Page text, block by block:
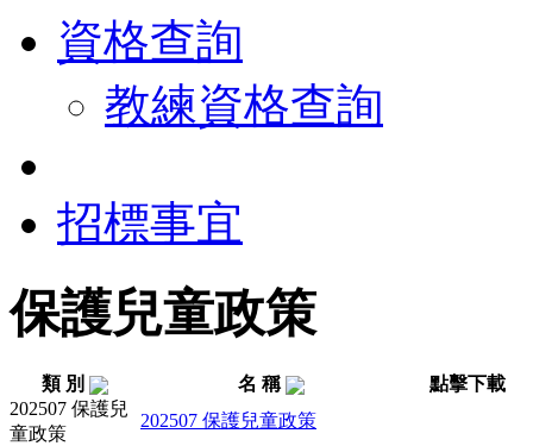
資格查詢
教練資格查詢
招標事宜
保護兒童政策
類 別 名 稱
點擊下載
202507 保護兒
童政策
202507 保護兒童政策